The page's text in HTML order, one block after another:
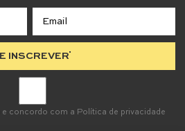
INSCREVER
concordo com a Política de privacidade